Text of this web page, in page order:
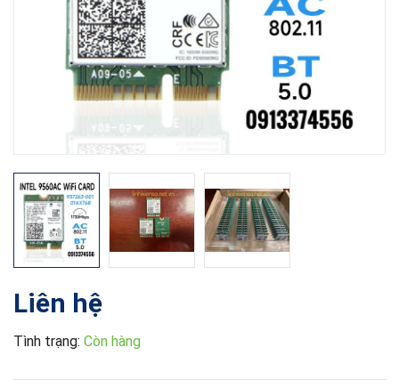
Liên hệ
Tình trạng: Còn hàng